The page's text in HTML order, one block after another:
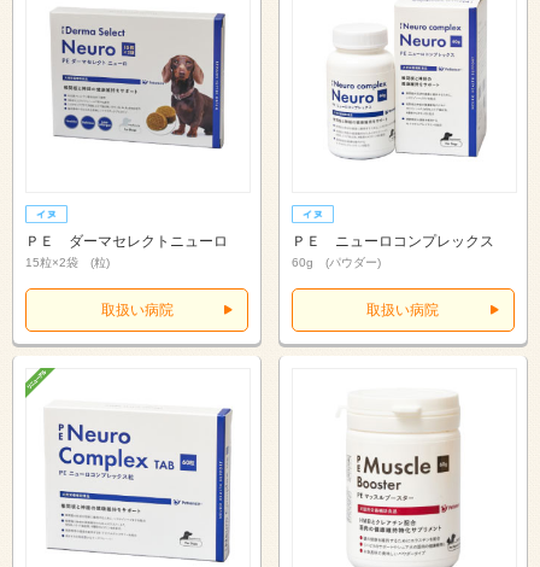
ＰＥ ダーマセレクトニューロ
15粒×2袋 (粒)
取扱い病院
ＰＥ ニューロコンプレックス
60g (パウダー)
取扱い病院